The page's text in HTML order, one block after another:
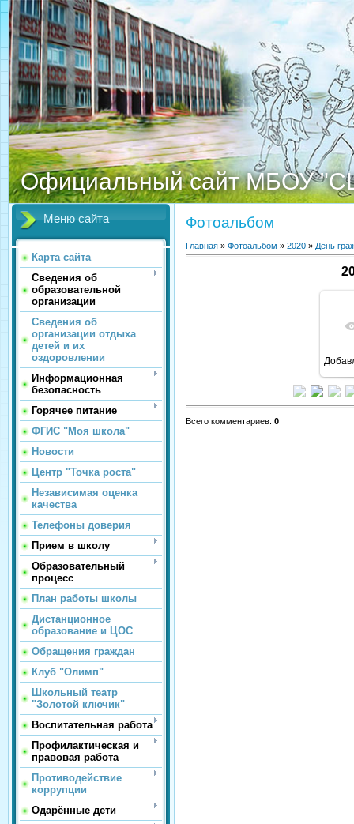
Официальный сайт МБОУ
Меню сайта
Карта сайта
Сведения об
образовательной
организации
Сведения об
организации отдыха
детей и их
оздоровлении
Информационная
безопасность
Горячее питание
ФГИС "Моя школа"
Новости
Центр "Точка роста"
Независимая оценка
качества
Телефоны доверия
Прием в школу
Образовательный
процесс
План работы школы
Дистанционное
образование и ЦОС
Обращения граждан
Клуб "Олимп"
Школьный театр
"Золотой ключик"
Воспитательная работа
Профилактическая и
правовая работа
Противодействие
коррупции
Одарённые дети
Фотоальбом
Главная » Фотоальбом » 2020 » День
Всего комментариев: 0